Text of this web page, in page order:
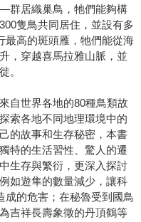
群居織巢鳥，牠們能夠構
隻鳥共同居住，並設有多
最高的斑頭雁，牠們能從海
，穿越喜馬拉雅山脈，並
。
自世界各地的80種鳥類故
索各地不同地理環境中的
的故事和生存秘密，本書
特的生活習性、驚人的遷
生存與繁衍，更深入探討
如遊隼的數量減少，讓科
成的危害；在秘魯受到國鳥
吉祥長壽象徵的丹頂鶴等